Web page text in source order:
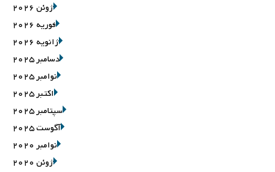
ژوئن 2026
فوریه 2026
ژانویه 2026
دسامبر 2025
نوامبر 2025
اکتبر 2025
سپتامبر 2025
آگوست 2025
نوامبر 2020
ژوئن 2020